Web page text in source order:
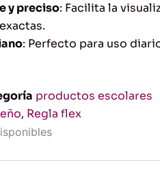
y preciso: Facilita la
: Perfecto para uso
productos escolares
, Regla flex